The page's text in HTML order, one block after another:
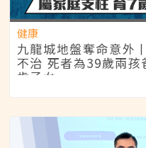
健康
九龍城地盤奪命意外
不治 死者為39歲兩
歲子女